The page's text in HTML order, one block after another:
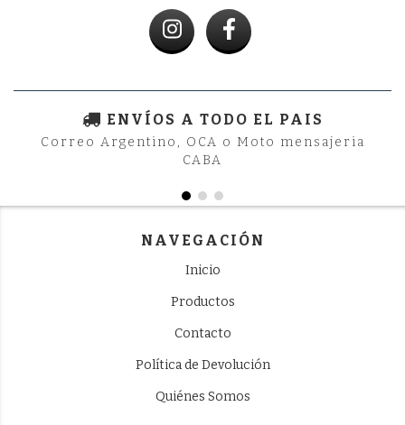
ENVÍOS A TODO EL PAIS
Correo Argentino, OCA o Moto mensajeria
CABA
NAVEGACIÓN
Inicio
Productos
Contacto
Política de Devolución
Quiénes Somos